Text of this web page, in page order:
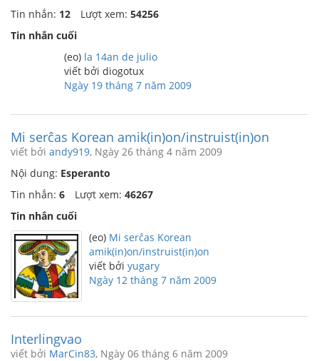
Tin nhắn: 12 Lượt xem: 54256
Tin nhắn cuối
(eo) la 14an de julio
viết bởi diogotux
Ngày 19 tháng 7 năm 2009
Mi serĉas Korean amik(in)on/instruist(in)on
viết bởi andy919, Ngày 26 tháng 4 năm 2009
Nội dung: Esperanto
Tin nhắn: 6 Lượt xem: 46267
Tin nhắn cuối
(eo) Mi serĉas Korean
amik(in)on/instruist(in)on
viết bởi yugary
Ngày 12 tháng 7 năm 2009
Interlingvao
viết bởi MarCin83, Ngày 06 tháng 6 năm 2009